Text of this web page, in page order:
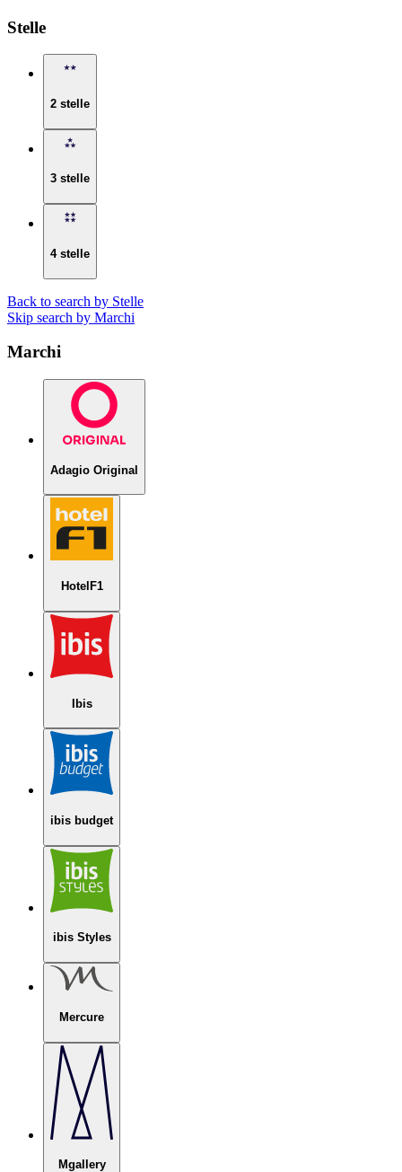
Stelle
2 stelle
3 stelle
4 stelle
Back to search by Stelle
Skip search by Marchi
Marchi
Adagio Original
HotelF1
Ibis
ibis budget
ibis Styles
Mercure
Mgallery